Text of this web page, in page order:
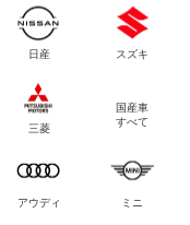
日産 スズキ
三菱
国産車
すべて
アウディ ミニ